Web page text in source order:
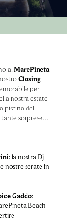
al MarePineta
Closing
per
nostra estate
piscina del
tante sorprese…
: la nostra Dj
nostre serate in
Gaddo:
Beach